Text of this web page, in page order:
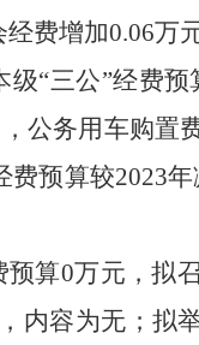
费增加0.06万
级“三公”经费预
公务用车购置
费预算较2023年
预算0万元，拟
内容为无 ；拟